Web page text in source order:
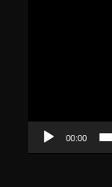
i
00:00